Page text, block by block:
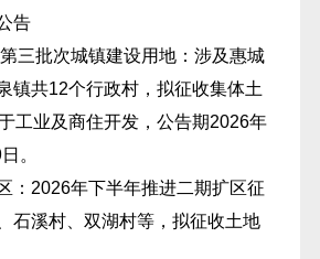
告
三批次城镇建设用地：涉及惠城
镇共12个行政村，拟征收集体土
工业及商住开发，公告期2026年
。
：2026年下半年推进二期扩区征
石溪村、双湖村等，拟征收土地